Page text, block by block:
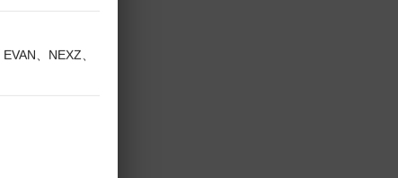
繊細な表現
せました。
、NEXZ、